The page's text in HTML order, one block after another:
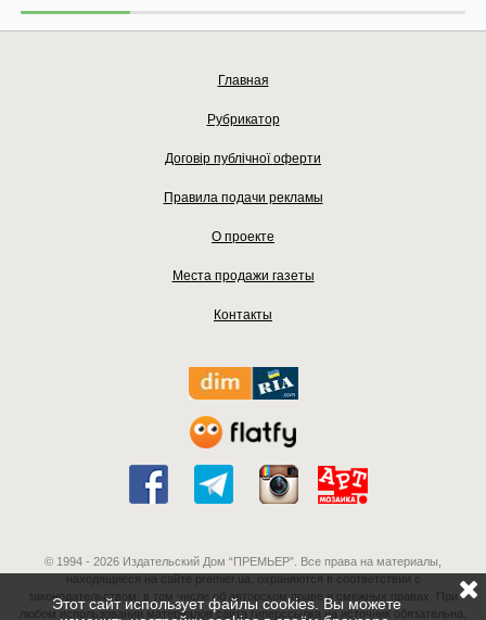
Главная
Рубрикатор
Договір публічної оферти
Правила подачи рекламы
О проекте
Места продажи газеты
Контакты
© 1994 - 2026 Издательский Дом “ПРЕМЬЕР”. Все права на материалы,
находящиеся на сайте premier.ua, охраняются в соответствии с
законодательством, в том числе об авторском праве и смежных правах. При
любом использовании материалов сайта гиперссылка на источник обязательна.
Этот сайт использует файлы cookies. Вы можете